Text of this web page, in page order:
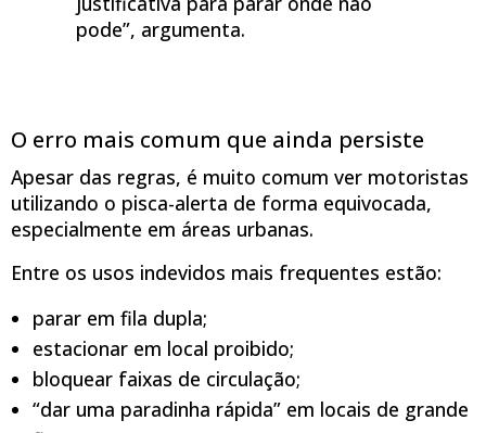
pode”, argumenta.
O erro mais comum que ainda persiste
Apesar das regras, é muito comum ver motoristas
utilizando o pisca-alerta de forma equivocada,
especialmente em áreas urbanas.
Entre os usos indevidos mais frequentes estão:
parar em fila dupla;
estacionar em local proibido;
bloquear faixas de circulação;
“dar uma paradinha rápida” em locais de grande